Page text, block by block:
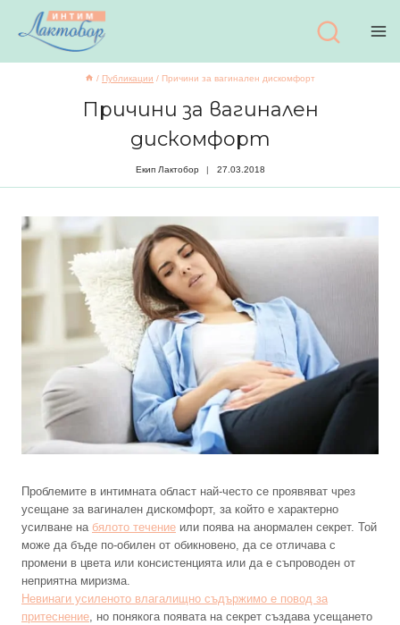
съдържанието
/ Публикации / Причини за вагинален дискомфорт
Причини за вагинален
дискомфорт
Екип Лактобор 27.03.2018
Проблемите в интимната област най-често се проявяват чрез
усещане за вагинален дискомфорт, за който е характерно
усилване на бялото течение или поява на анормален секрет. Той
може да бъде по-обилен от обикновено, да се отличава с
промени в цвета или консистенцията или да е съпроводен от
неприятна миризма.
Невинаги усиленото влагалищно съдържимо е повод за
притеснение, но понякога появата на секрет създава усещането